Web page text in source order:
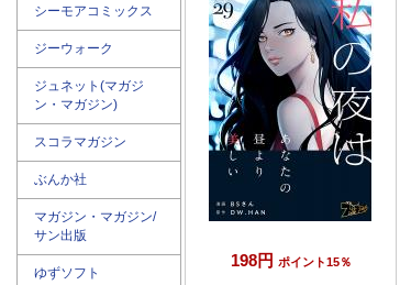
198円 ポイント15％
シーモアコミックス
ジーウォーク
ジュネット(マガジ
ン・マガジン)
スコラマガジン
ぶんか社
マガジン・マガジン/
サン出版
ゆずソフト